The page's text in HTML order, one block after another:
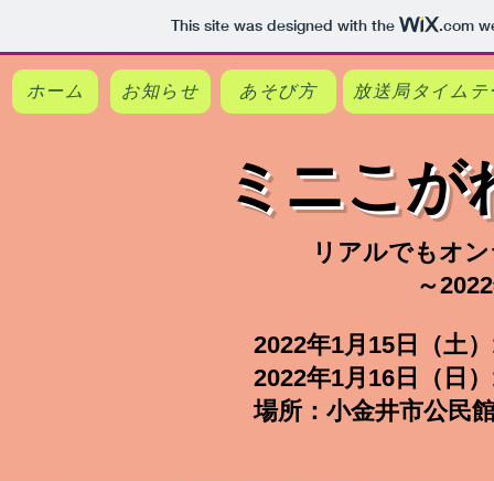
This site was designed with the .com
ホーム お知らせ あそび方 放送局タイムテ
ミニこ
リアルでもオ
～
2022年1月15日（土
​2022年1月16日（日
場所：小金井市公民